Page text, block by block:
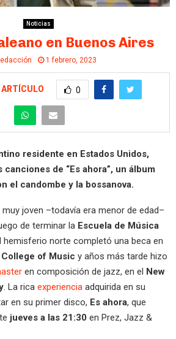
Noticias
en Buenos Aires
1 febrero, 2023
0
residente en Estados Unidos,
de “Es ahora”, un álbum
el candombe y la bossanova.
muy joven –todavía era menor de edad–
de terminar la Escuela de Música
hemisferio norte completó una beca en
of Music y años más tarde hizo
en composición de jazz, en el New
. La rica experiencia adquirida en su
en su primer disco, Es ahora, que
jueves a las 21:30 en Prez, Jazz &